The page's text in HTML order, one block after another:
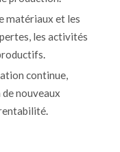
matériaux et les
les activités
.
continue,
nouveaux
.